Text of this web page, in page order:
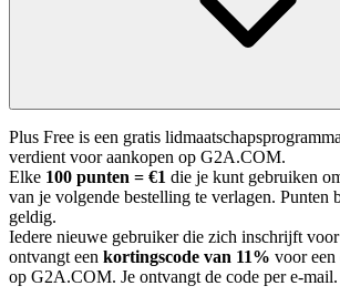
Plus Free is een gratis
verdient voor aankopen op G2A.COM.
Elke 100 punten = €1 die je kunt gebruiken
van je volgende bestelling te verlagen. Punten
geldig.
Iedere nieuwe gebruiker die zich inschrijft
ontvangt een kortingscode van 11% voor een
op G2A.COM. Je ontvangt de code per e-mail.